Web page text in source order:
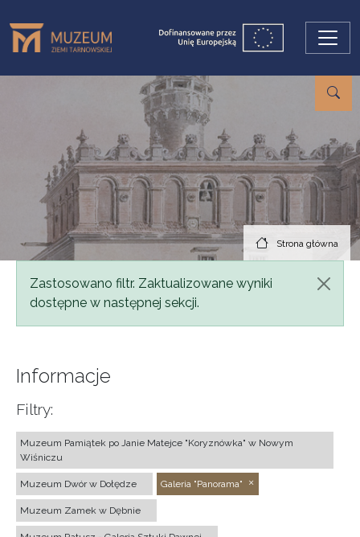
Strona główna
Komunikat
Zastosowano filtr. Zaktualizowane wyniki
dostępne w następnej sekcji.
Informacje
Filtry:
Muzeum Pamiątek po Janie Matejce "Koryznówka" w Nowym
Wiśniczu
Muzeum Dwór w Dołędze Galeria "Panorama"
Muzeum Zamek w Dębnie